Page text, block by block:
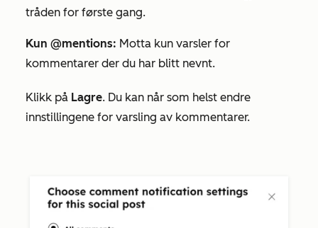
tråden for første gang.
Kun @mentions: Motta kun varsler for
kommentarer der du har blitt nevnt.
Klikk på Lagre. Du kan når som helst endre
innstillingene for varsling av kommentarer.